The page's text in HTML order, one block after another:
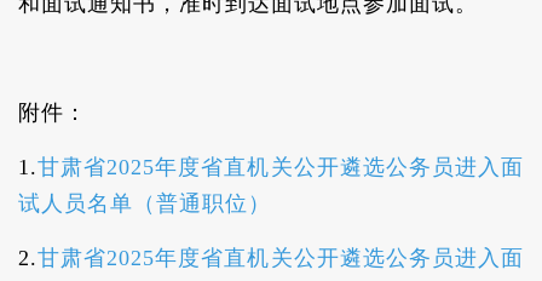
附件：
1.甘肃省2025年度省直机关公开遴选公务员进入面
试人员名单（普通职位）
2.甘肃省2025年度省直机关公开遴选公务员进入面